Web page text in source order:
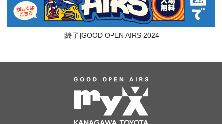
[終了]GOOD OPEN AIRS 2024